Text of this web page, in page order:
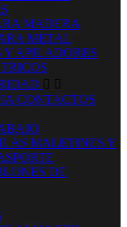
MADERA
METAL
Y APILADORES
 
CONTACTOS
MALETINES Y
DE